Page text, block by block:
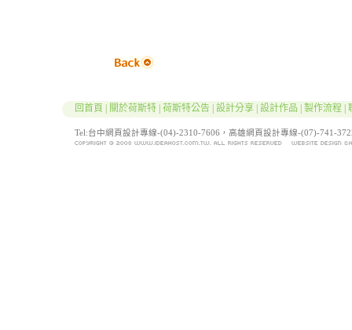
回首頁 關於荷斯特 荷斯特公告 設計分享 設計作品 製作流程
Tel:台中網頁設計專線-(04)-2310-7606，高雄網頁設計專線-(07)-741-